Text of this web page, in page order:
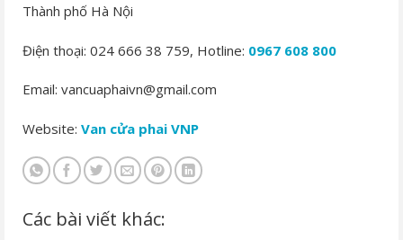
Thành phố Hà Nội
Điện thoại: 024 666 38 759, Hotline: 0967 608 800
Email: vancuaphaivn@gmail.com
Website: Van cửa phai VNP
Các bài viết khác: